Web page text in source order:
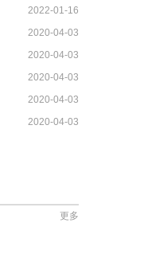
2022-01-16
2020-04-03
2020-04-03
2020-04-03
2020-04-03
2020-04-03
更多